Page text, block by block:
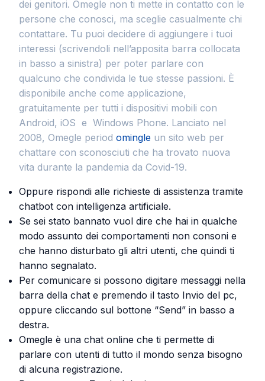
dei genitori. Omegle non ti mette in contatto con le
persone che conosci, ma sceglie casualmente chi
contattare. Tu puoi decidere di aggiungere i tuoi
interessi (scrivendoli nell’apposita barra collocata
in basso a sinistra) per poter parlare con
qualcuno che condivida le tue stesse passioni. È
disponibile anche come applicazione,
gratuitamente per tutti i dispositivi mobili con
Android, iOS e Windows Phone. Lanciato nel
2008, Omegle period omingle un sito web per
chattare con sconosciuti che ha trovato nuova
vita durante la pandemia da Covid-19.
Oppure rispondi alle richieste di assistenza tramite
chatbot con intelligenza artificiale.
Se sei stato bannato vuol dire che hai in qualche
modo assunto dei comportamenti non consoni e
che hanno disturbato gli altri utenti, che quindi ti
hanno segnalato.
Per comunicare si possono digitare messaggi nella
barra della chat e premendo il tasto Invio del pc,
oppure cliccando sul bottone “Send” in basso a
destra.
Omegle è una chat online che ti permette di
parlare con utenti di tutto il mondo senza bisogno
di alcuna registrazione.